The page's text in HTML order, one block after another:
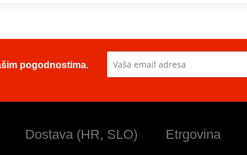
pogodnostima.
Dostava (HR, SLO) Etrgovina